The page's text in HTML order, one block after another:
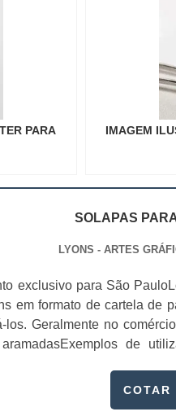
PARA
IMAGEM
SOLAPAS
LYONS - ARTES
exclusivo para São
em formato de cartela de
los. Geralmente no
de
impressas de maneiraCOTAR